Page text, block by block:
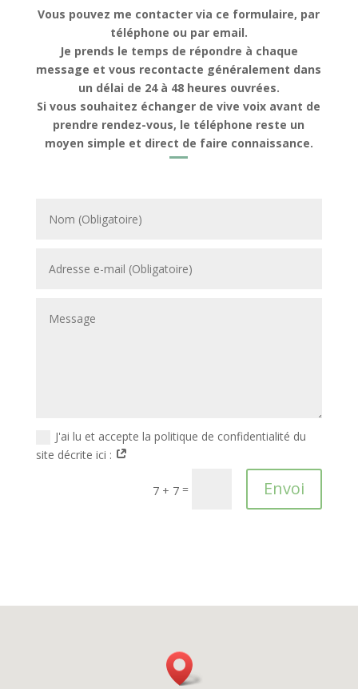
Vous pouvez me contacter via ce formulaire, par
téléphone ou par email.
Je prends le temps de répondre à chaque
message et vous recontacte généralement dans
un délai de 24 à 48 heures ouvrées.
Si vous souhaitez échanger de vive voix avant de
prendre rendez-vous, le téléphone reste un
moyen simple et direct de faire connaissance.
J'ai lu et accepte la politique de confidentialité du
site décrite ici :
7 + 7 = Envoi